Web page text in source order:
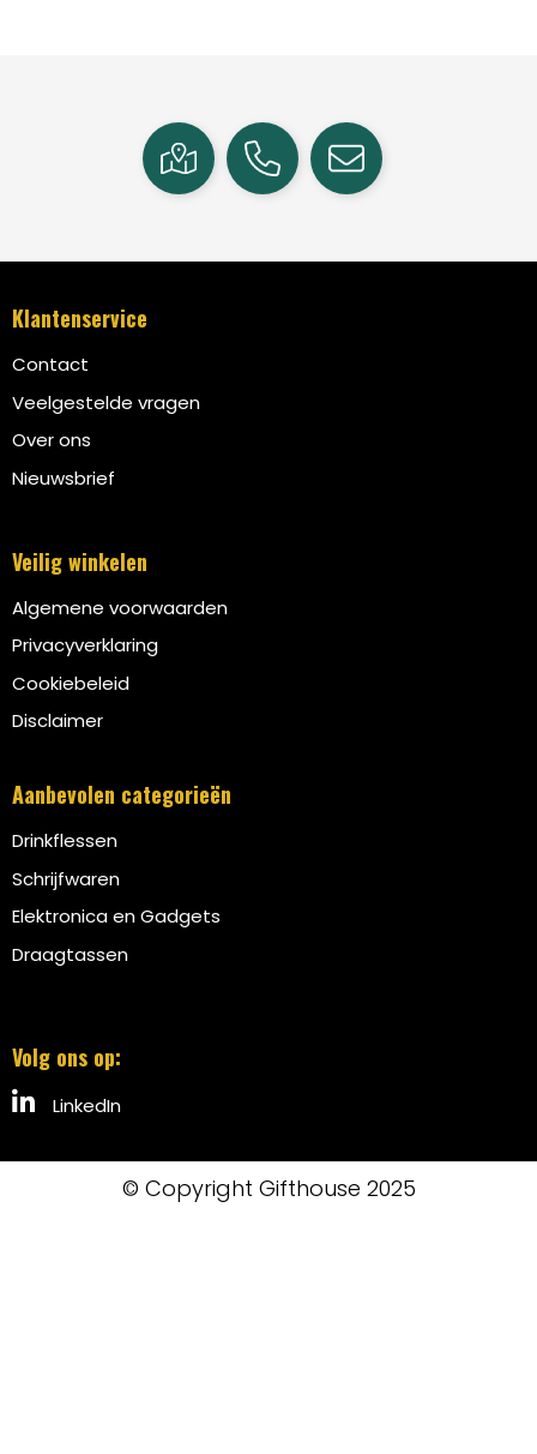
Klantenservice
Contact
Veelgestelde vragen
Over ons
Nieuwsbrief
Veilig winkelen
Algemene voorwaarden
Privacyverklaring
Cookiebeleid
Disclaimer
Aanbevolen categorieën
Drinkflessen
Schrijfwaren
Elektronica en Gadgets
Draagtassen
Volg ons op:
LinkedIn
© Copyright Gifthouse 2025